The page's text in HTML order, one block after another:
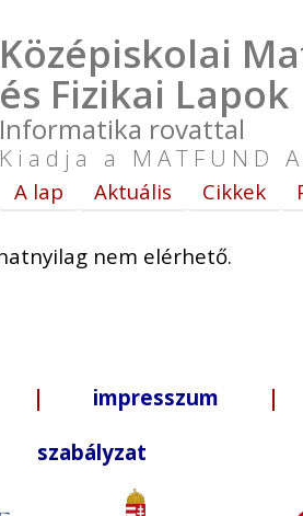
Középiskolai
és Fizikai Lapok
Informatika rovattal
Kiadja a MATFUND
A lap Aktuális Cikkek
nem elérhető.
impresszum |
szabályzat